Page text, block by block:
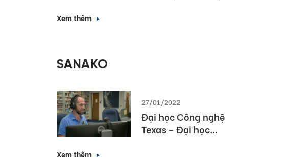
Xem thêm
SANAKO
27/01/2022
Đại học Công nghệ
Texas – Đại học
Xem thêm